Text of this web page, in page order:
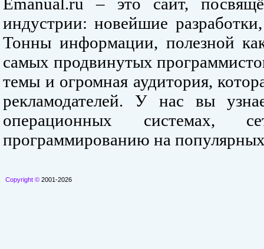
индустрии: новейшие
Тонны информации, полезной
самых продвинутых
темы и огромная аудитория,
рекламодателей. У нас вы
операционных системах,
программированию на
Copyright © 2001-2026